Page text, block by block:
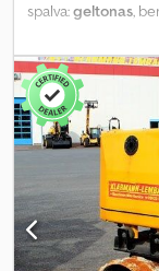
spalva:geltonas,
mašinos/
saugos patikra,
varančiųjų ratų